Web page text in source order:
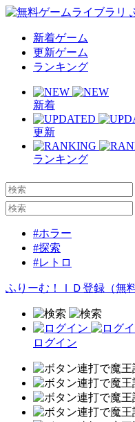
新着ゲーム
更新ゲーム
ランキング
新着
更新
ランキング
#ホラー
#探索
#レトロ
ふりーむ！ＩＤ登録（無料
ログイン